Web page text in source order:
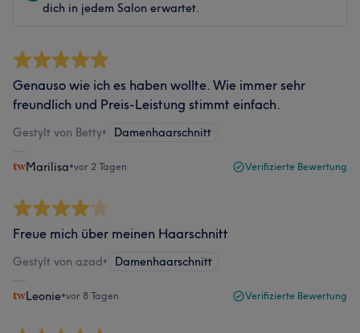
dich in jedem Salon erwartet.
Genauso wie ich es haben wollte. Wie immer sehr
freundlich und Preis-Leistung stimmt einfach.
Gestylt von Betty• Damenhaarschnitt
Marilisa•vor 2 Tagen Verifizierte Bewertung
Freue mich über meinen Haarschnitt
Gestylt von azad• Damenhaarschnitt
Leonie•vor 8 Tagen Verifizierte Bewertung